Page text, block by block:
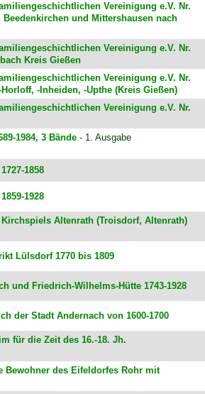
Vereinigung e.V. Nr.
und Mittershausen nach
Vereinigung e.V. Nr.
Kreis Gießen
Vereinigung e.V. Nr.
-Inheiden, -Upthe (Kreis Gießen)
Vereinigung e.V. Nr.
1984, 3 Bände- 1. Ausgabe
1858
1928
Altenrath (Troisdorf, Altenrath)
Lülsdorf 1770 bis 1809
und Friedrich-Wilhelms-Hütte 1743-1928
der Stadt Andernach von 1600-1700
für die Zeit des 16.-18. Jh.
Bewohner des Eifeldorfes Rohr mit